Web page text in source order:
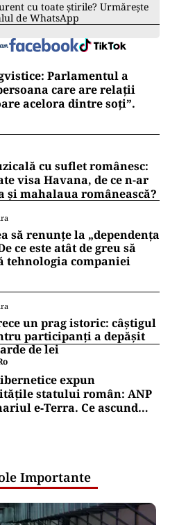
cu toate știrile? Urmărește
de WhatsApp
Parlamentul a
care are relații
acelora dintre soți”.
cu suflet românesc:
visa Havana, de ce n-ar
și mahalaua românească?
să renunțe la „dependența
ce este atât de greu să
tehnologia companiei
un prag istoric: câștigul
participanți a depășit
de lei
expun
statului român: ANP
e‑Terra. Ce ascund
Importante